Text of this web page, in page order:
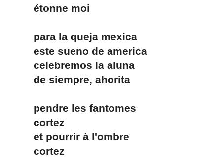
étonne moi
para la queja mexica
este sueno de america
celebremos la aluna
de siempre, ahorita
pendre les fantomes
cortez
et pourrir à l'ombre
cortez